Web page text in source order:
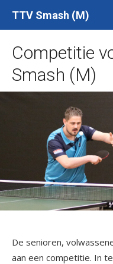
naar
inhoud
TTV Smash (M)
Competitie
Smash (M)
De senioren,
aan een competitie. In